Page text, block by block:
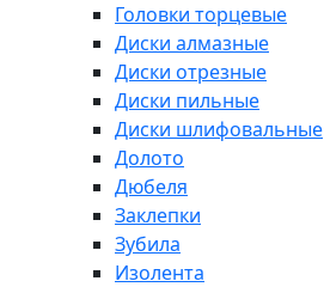
Головки торцевые
Диски алмазные
Диски отрезные
Диски пильные
Диски шлифовальные
Долото
Дюбеля
Заклепки
Зубила
Изолента